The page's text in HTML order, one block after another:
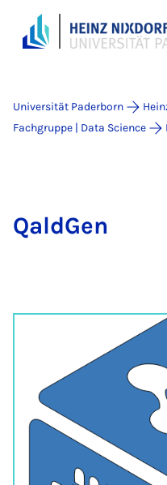
Universität Paderborn
Fachgruppe | Data Science
QaldGen